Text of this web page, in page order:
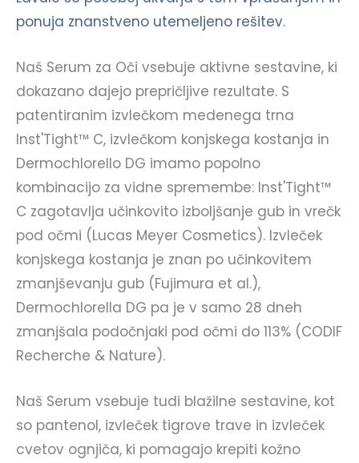
ponuja znanstveno utemeljeno rešitev.
Naš Serum za Oči vsebuje aktivne sestavine, ki
dokazano dajejo prepričljive rezultate. S
patentiranim izvlečkom medenega trna
Inst'Tight™ C, izvlečkom konjskega kostanja in
Dermochlorello DG imamo popolno
kombinacijo za vidne spremembe: Inst'Tight™
C zagotavlja učinkovito izboljšanje gub in vrečk
pod očmi (Lucas Meyer Cosmetics). Izvleček
konjskega kostanja je znan po učinkovitem
zmanjševanju gub (Fujimura et al.),
Dermochlorella DG pa je v samo 28 dneh
zmanjšala podočnjaki pod očmi do 113% (CODIF
Recherche & Nature).
Naš Serum vsebuje tudi blažilne sestavine, kot
so pantenol, izvleček tigrove trave in izvleček
cvetov ognjiča, ki pomagajo krepiti kožno